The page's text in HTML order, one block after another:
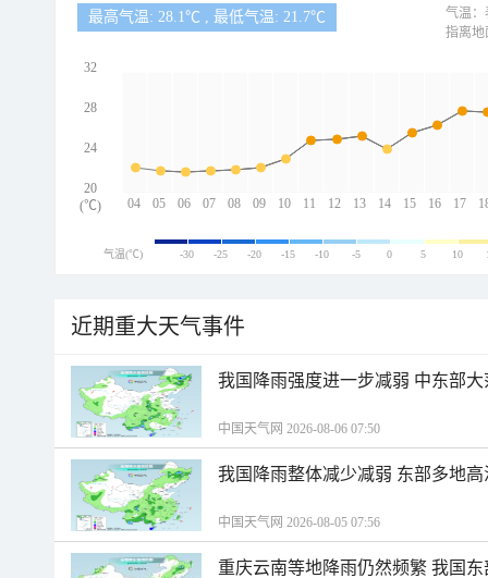
最高气温: 28.1℃ , 最低气温: 21.7℃
04 05 06 07 08 09 10 11 12 13 14 15 16 17
32
28
24
20
(℃)
气温：
指离地
气温(℃) -30 -25 -20 -15 -10 -5 0 5 10
近期重大天气事件
我国降雨强度进一步减弱 中东部
中国天气网 2026-08-06 07:50
我国降雨整体减少减弱 东部多地
中国天气网 2026-08-05 07:56
重庆云南等地降雨仍然频繁 我国